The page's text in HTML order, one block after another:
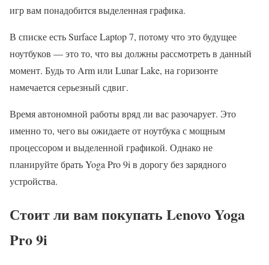
игр вам понадобится выделенная графика.
В списке есть Surface Laptop 7, потому что это будущее
ноутбуков — это то, что вы должны рассмотреть в данный
момент. Будь то Arm или Lunar Lake, на горизонте
намечается серьезный сдвиг.
Время автономной работы вряд ли вас разочарует. Это
именно то, чего вы ожидаете от ноутбука с мощным
процессором и выделенной графикой. Однако не
планируйте брать Yoga Pro 9i в дорогу без зарядного
устройства.
Стоит ли вам покупать Lenovo Yoga
Pro 9i